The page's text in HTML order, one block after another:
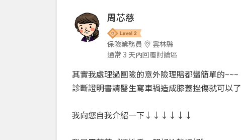
周芯慈
保險業務員
雲林縣
通常 3 天內回覆討論區
其實我處理過團險的意外險理賠都蠻簡單的~~~
診斷證明書請醫生寫車禍造成膝蓋挫傷就可以了
我向您自我介紹一下↓↓↓↓↓↓